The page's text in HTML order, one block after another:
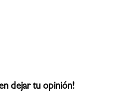
dejar tu opinión!